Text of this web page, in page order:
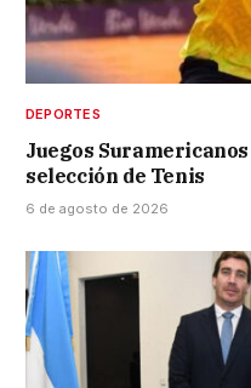
DEPORTES
Juegos
selección de Tenis
6 de agosto de 2026